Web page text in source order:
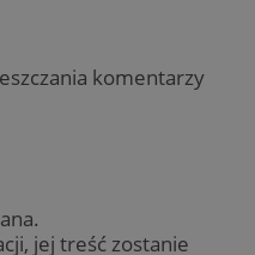
komentarzy
jej treść zostanie